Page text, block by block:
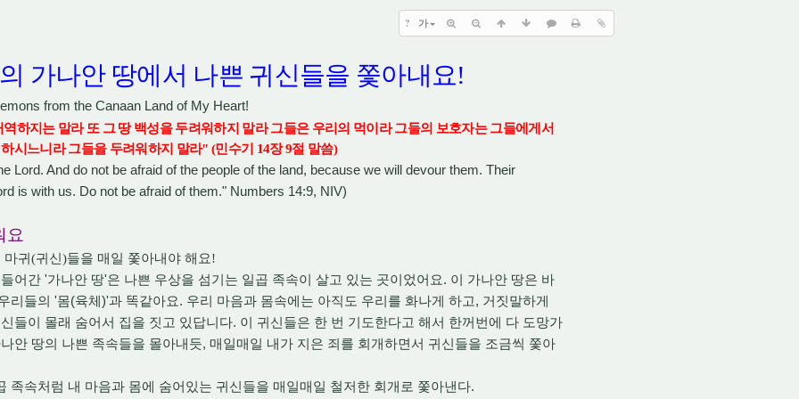
? 가
가나안 땅에서 나쁜 귀신들을 쫓아내요!
from the Canaan Land of My Heart!
하지는 말라 또 그 땅 백성을 두려워하지 말라 그들은 우리의 먹이라 그들의 보호자는 그들에게서
시느니라 그들을 두려워하지 말라" (민수기 14장9절 말씀)
Lord. And do not be afraid of the people of the land, because we will devour them. Their
is with us. Do not be afraid of them." Numbers 14:9, NIV)
요
귀 (귀신 )들을 매일 쫓아내야 해요!
어간 '가나안 땅'은 나쁜 우상을 섬기는 일곱 족속이 살고 있는 곳이었어요. 이 가나안 땅은 바
리들의 '몸(육체 )'과 똑같아요. 우리 마음과 몸속에는 아직도 우리를 화나게 하고, 거짓말하게
들이 몰래 숨어서 집을 짓고 있답니다. 이 귀신들은 한 번 기도한다고 해서 한꺼번에 다 도망가
안 땅의 나쁜 족속들을 몰아내듯, 매일매일 내가 지은 죄를 회개하면서 귀신들을 조금씩 쫓아
족속처럼 내 마음과 몸에 숨어있는 귀신들을 매일매일 철저한 회개로 쫓아낸다.